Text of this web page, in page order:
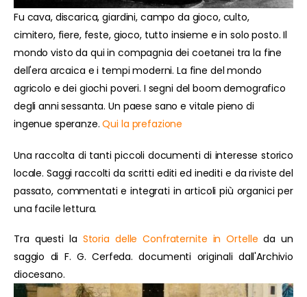
Fu cava, discarica, giardini, campo da gioco, culto,
cimitero, fiere, feste, gioco, tutto insieme e in solo posto. Il
mondo visto da qui in compagnia dei coetanei tra la fine
dell'era arcaica e i tempi moderni. La fine del mondo
agricolo e dei giochi poveri. I segni del boom demografico
degli anni sessanta. Un paese sano e vitale pieno di
ingenue speranze.Qui la prefazione
Una raccolta di tanti piccoli documenti di interesse storico
locale. Saggi raccolti da scritti editi ed inediti e da riviste del
passato, commentati e integrati in articoli più organici per
una facile lettura.
Tra questi la Storia delle Confraternite in Ortelle da un
saggio di F. G. Cerfeda. documenti originali dall'Archivio
diocesano.